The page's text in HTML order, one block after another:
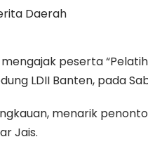
Daerah
mengajak peserta
LDII Banten, pada
menarik
Jais.